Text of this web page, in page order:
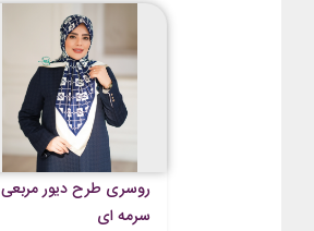
روسری طرح دیور مربعی
سرمه ای